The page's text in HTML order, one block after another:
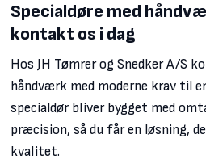
Specialdøre med
kontakt os i dag
Hos JH Tømrer og Snedker A/S
håndværk med moderne krav til
specialdør bliver bygget med
præcision, så du får en løsning,
kvalitet.